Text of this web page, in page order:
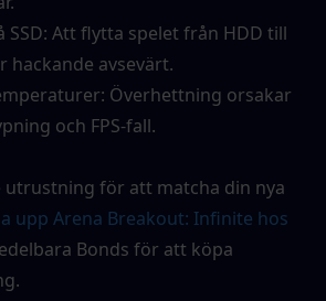
SSD: Att flytta spelet från HDD till
hackande avsevärt.
Överhettning orsakar
och FPS-fall.
utrustning för att matcha din nya
upp Arena Breakout: Infinite hos
Bonds för att köpa